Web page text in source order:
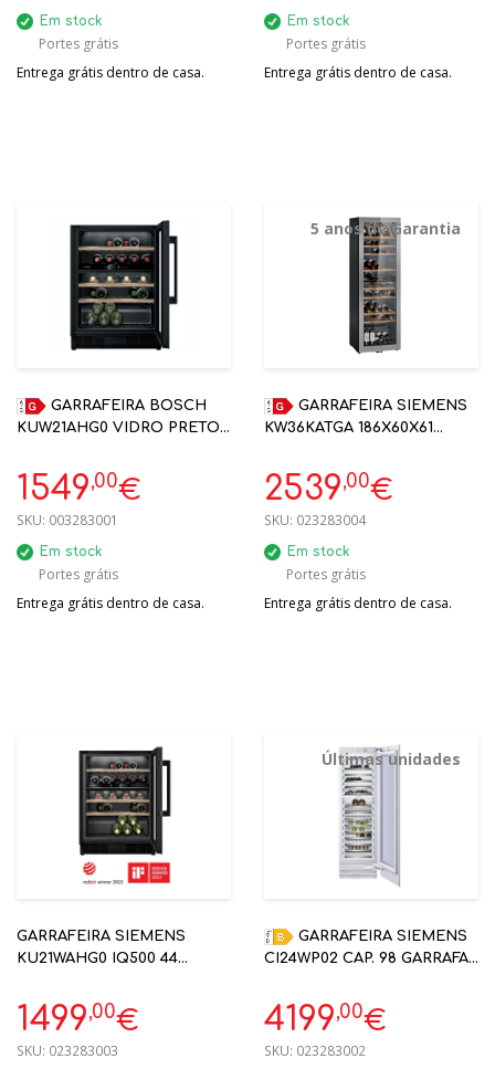
Em stock
Portes grátis
Entrega grátis dentro de casa.
Em stock
Portes grátis
Entrega grátis dentro de casa.
GARRAFEIRA BOSCH
KUW21AHG0 VIDRO PRETO
ENCASTRE
1549,00€
SKU: 003283001
Em stock
Portes grátis
Entrega grátis dentro de casa.
5 anos de Garantia
GARRAFEIRA SIEMENS
KW36KATGA 186X60X61
GARRAFAS | 5 ANOS
GARANTIA
2539,00€
SKU: 023283004
Em stock
Portes grátis
Entrega grátis dentro de casa.
GARRAFEIRA SIEMENS
KU21WAHG0 IQ500 44
TEMPERATURAS
1499,00€
SKU: 023283003
Últimas unidades
GARRAFEIRA SIEMENS
CI24WP02 CAP. 98 GARRAFAS
ARTIGO EXPOSIÇÃO
4199,00€
SKU: 023283002